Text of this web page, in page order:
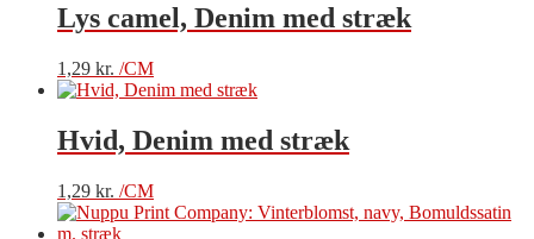
Lys camel, Denim med stræk
1,29 kr. /CM
Hvid, Denim med stræk
1,29 kr. /CM